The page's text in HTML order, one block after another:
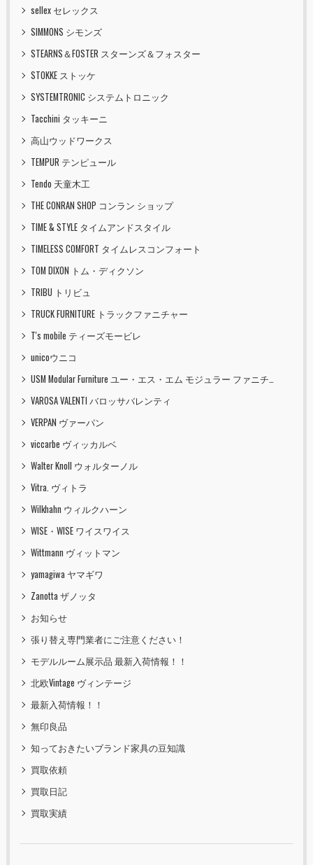
sellex セレックス
SIMMONS シモンズ
STEARNS＆FOSTER スターンズ＆フォスター
STOKKE ストッケ
SYSTEMTRONIC システムトロニック
Tacchini タッキーニ
高山ウッドワークス
TEMPUR テンピュール
Tendo 天童木工
THE CONRAN SHOP コンラン ショップ
TIME & STYLE タイムアンドスタイル
TIMELESS COMFORT タイムレスコンフォート
TOM DIXON トム・ディクソン
TRIBU トリビュ
TRUCK FURNITURE トラックファニチャー
T's mobile ティーズモービレ
unicoウニコ
USM Modular Furniture ユー・エス・エム モジュラー ファニチャー
VAROSA VALENTI バロッサバレンティ
VERPAN ヴァーパン
viccarbe ヴィッカルベ
Walter Knoll ウォルターノル
Vitra. ヴィトラ
Wilkhahn ウィルクハーン
WISE・WISE ワイスワイス
Wittmann ヴィットマン
yamagiwa ヤマギワ
Zanotta ザノッタ
お知らせ
張り替え専門業者にご注意ください！
モデルルーム展示品 最新入荷情報！！
北欧Vintage ヴィンテージ
最新入荷情報！！
無印良品
知っておきたいブランド家具の豆知識
買取依頼
買取日記
買取実績